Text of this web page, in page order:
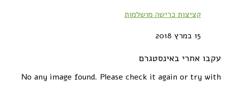
קציצות כרישה מושלמות
15 במרץ 2018
עקבו אחרי באינסטגרם
No any image found. Please check it again or try with